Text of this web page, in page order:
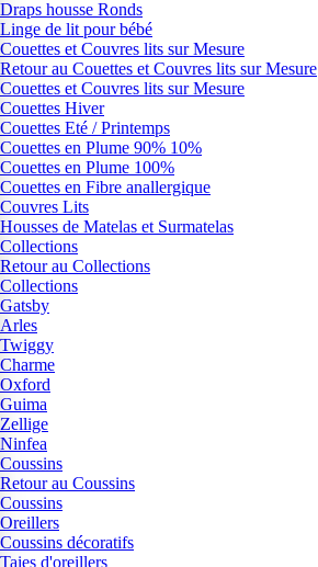
Draps housse Ronds
Linge de lit pour bébé
Couettes et Couvres lits sur Mesure
Retour au Couettes et Couvres lits sur Mesure
Couettes et Couvres lits sur Mesure
Couettes Hiver
Couettes Eté / Printemps
Couettes en Plume 90% 10%
Couettes en Plume 100%
Couettes en Fibre anallergique
Couvres Lits
Housses de Matelas et Surmatelas
Collections
Retour au Collections
Collections
Gatsby
Arles
Twiggy
Charme
Oxford
Guima
Zellige
Ninfea
Coussins
Retour au Coussins
Coussins
Oreillers
Coussins décoratifs
Taies d'oreillers